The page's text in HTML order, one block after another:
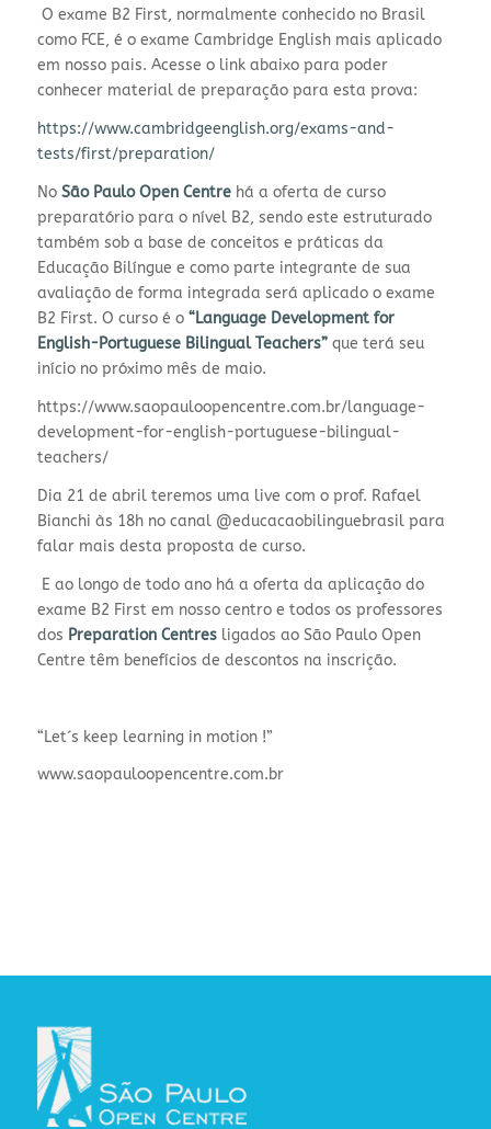
O exame B2 First, normalmente conhecido no Brasil
como FCE, é o exame Cambridge English mais aplicado
em nosso pais. Acesse o link abaixo para poder
conhecer material de preparação para esta prova:
https://www.cambridgeenglish.org/exams-and-
tests/first/preparation/
No São Paulo Open Centrehá a oferta de curso
preparatório para o nível B2, sendo este estruturado
também sob a base de conceitos e práticas da
Educação Bilíngue e como parte integrante de sua
avaliação de forma integrada será aplicado o exame
B2 First. O curso é o “Language Development for
English-Portuguese Bilingual Teachers”que terá seu
início no próximo mês de maio.
https://www.saopauloopencentre.com.br/language-
development-for-english-portuguese-bilingual-
teachers/
Dia 21 de abril teremos uma live com o prof. Rafael
Bianchi às 18h no canal @educacaobilinguebrasil para
falar mais desta proposta de curso.
E ao longo de todo ano há a oferta da aplicação do
exame B2 First em nosso centro e todos os professores
dos Preparation Centresligados ao São Paulo Open
Centre têm benefícios de descontos na inscrição.
“Let´s keep learning in motion !”
www.saopauloopencentre.com.br